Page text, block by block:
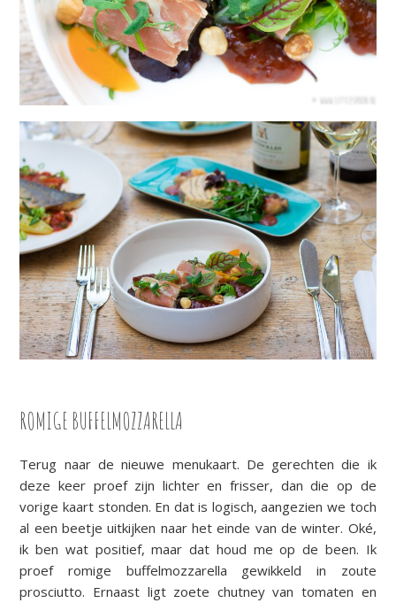
ROMIGE BUFFELMOZZARELLA
Terug naar de nieuwe menukaart. De gerechten die ik
deze keer proef zijn lichter en frisser, dan die op de
vorige kaart stonden. En dat is logisch, aangezien we toch
al een beetje uitkijken naar het einde van de winter. Oké,
ik ben wat positief, maar dat houd me op de been. Ik
proef romige buffelmozzarella gewikkeld in zoute
prosciutto. Ernaast ligt zoete chutney van tomaten en